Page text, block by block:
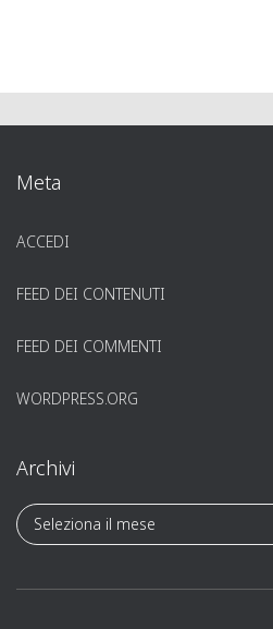
Meta
ACCEDI
FEED DEI CONTENUTI
FEED DEI COMMENTI
WORDPRESS.ORG
Archivi
A
r
h